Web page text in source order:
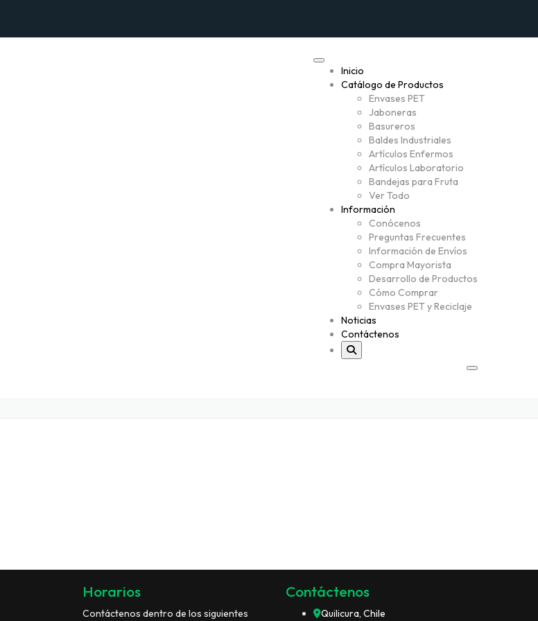
Inicio
Catálogo de Productos
Envases PET
Jaboneras
Basureros
Baldes Industriales
Artículos Enfermos
Artículos Laboratorio
Bandejas para Fruta
Ver Todo
Información
Conócenos
Preguntas Frecuentes
Información de Envíos
Compra Mayorista
Desarrollo de Productos
Cómo Comprar
Envases PET y Reciclaje
Noticias
Contáctenos
Horarios
Contáctenos dentro de los siguientes
Contáctenos
Quilicura, Chile